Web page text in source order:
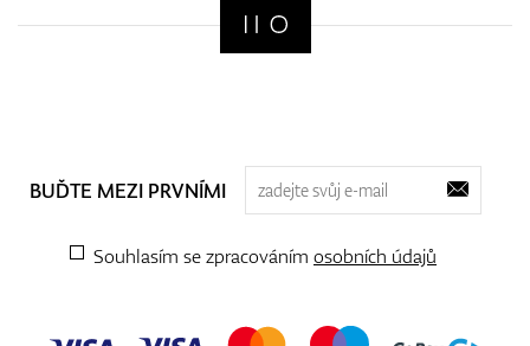
BUĎTE MEZI PRVNÍMI
Souhlasím se zpracováním osobních údajů